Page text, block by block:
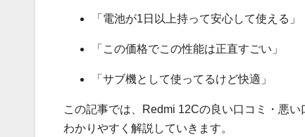
「電池が1日以上持って安心して使える」
「この価格でこの性能は正直すごい」
「サブ機として使ってるけど快適」
この記事では、Redmi 12Cの良い口コミ・悪
わかりやすく解説していきます。